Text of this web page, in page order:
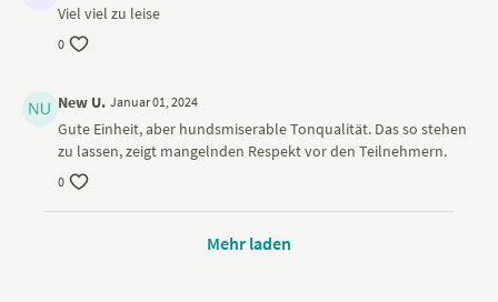
Viel viel zu leise
0
New U. Januar 01, 2024
Gute Einheit, aber hundsmiserable Tonqualität. Das so stehen
zu lassen, zeigt mangelnden Respekt vor den Teilnehmern.
0
Mehr laden